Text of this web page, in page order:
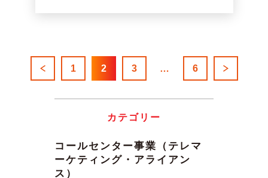
1 2 3 … 6
カテゴリー
コールセンター事業（テレマ
ーケティング・アライアン
ス）